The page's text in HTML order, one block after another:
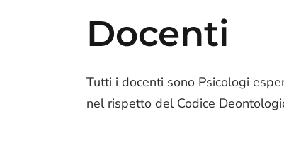
Docenti
Tutti i docenti sono Psicologi
nel rispetto del Codice